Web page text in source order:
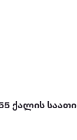
ქალის საათი